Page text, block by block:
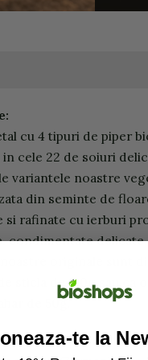
cu 4 tipuri de piper
in cele 22 de soiuri
variantele noastre
din seminte de
si rafinate cu ierburi
condimentate delicate
sticla de 180g sau ca
de 50g.
calitate
te la